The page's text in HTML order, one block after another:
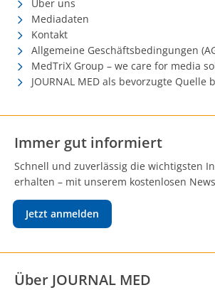
Über uns
Mediadaten
Kontakt
Allgemeine Geschäftsbedingungen
MedTriX Group – we care for media
JOURNAL MED als bevorzugte Quelle
Immer gut informiert
Schnell und zuverlässig die wichtigsten
erhalten – mit unserem kostenlosen
Jetzt anmelden
Über JOURNAL MED